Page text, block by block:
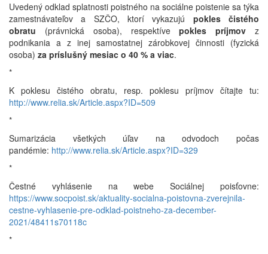
Uvedený odklad splatnosti poistného na sociálne poistenie sa týka
zamestnávateľov a SZČO, ktorí vykazujú pokles čistého
obratu (právnická osoba), respektívepokles príjmov z
podnikania a z inej samostatnej zárobkovej činnosti (fyzická
osoba) za príslušný mesiac o 40 % a viac.
*
K poklesu čistého obratu, resp. poklesu príjmov čítajte tu:
http://www.relia.sk/Article.aspx?ID=509
*
Sumarizácia všetkých úľav na odvodoch počas
pandémie: http://www.relia.sk/Article.aspx?ID=329
*
Čestné vyhlásenie na webe Sociálnej poisťovne:
https://www.socpoist.sk/aktuality-socialna-poistovna-zverejnila-
cestne-vyhlasenie-pre-odklad-poistneho-za-december-
2021/48411s70118c
*